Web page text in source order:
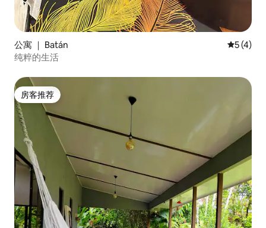
公寓 ｜ Batán 平均评分
5 (4)
纯粹的生活
房客推荐
房客推荐